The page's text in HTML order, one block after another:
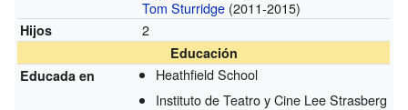
Tom Sturridge (2011-2015)
Hijos 2
Educación
Educada en
Heathfield School
Instituto de Teatro y Cine Lee Strasberg